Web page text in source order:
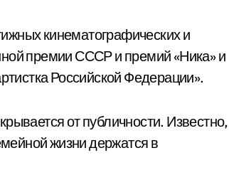
кинематографических и
премии СССР и премий «Ника» и
Российской Федерации».
от публичности. Известно,
жизни держатся в